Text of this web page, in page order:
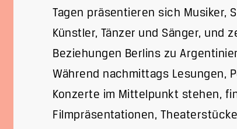
Tagen präsentieren sich Musiker,
Künstler, Tänzer und Sänger, und
Beziehungen Berlins zu
Während nachmittags Lesungen,
Konzerte im Mittelpunkt stehen,
Filmpräsentationen,